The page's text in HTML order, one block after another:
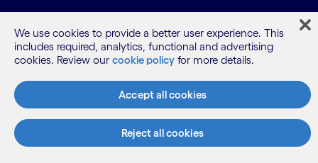
We use cookies to provide a better user experience. This
includes required, analytics, functional and advertising
cookies. Review our cookie policy for more details.
Accept all cookies
Reject all cookies